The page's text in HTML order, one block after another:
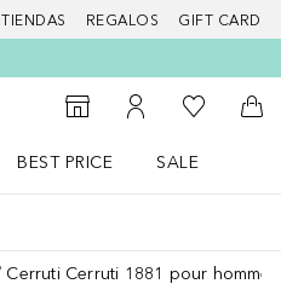
TIENDAS REGALOS GIFT CARD
Al Storefinder
Mi cuenta
Mi lista de
A
BEST PRICE
SALE
Cerruti Cerruti 1881 pour homme